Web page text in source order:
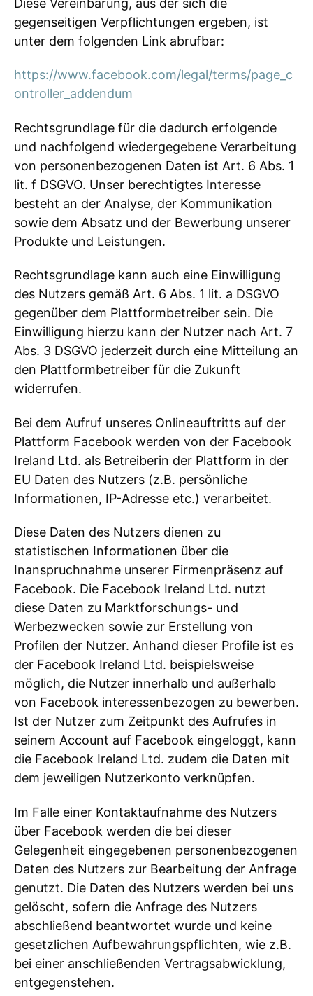
gegenseitigen Verpflichtungen ergeben, ist
unter dem folgenden Link abrufbar:
https://www.facebook.com/legal/terms/page_c
ontroller_addendum
Rechtsgrundlage für die dadurch erfolgende
und nachfolgend wiedergegebene Verarbeitung
von personenbezogenen Daten ist Art. 6 Abs. 1
lit. f DSGVO. Unser berechtigtes Interesse
besteht an der Analyse, der Kommunikation
sowie dem Absatz und der Bewerbung unserer
Produkte und Leistungen.
Rechtsgrundlage kann auch eine Einwilligung
des Nutzers gemäß Art. 6 Abs. 1 lit. a DSGVO
gegenüber dem Plattformbetreiber sein. Die
Einwilligung hierzu kann der Nutzer nach Art. 7
Abs. 3 DSGVO jederzeit durch eine Mitteilung an
den Plattformbetreiber für die Zukunft
widerrufen.
Bei dem Aufruf unseres Onlineauftritts auf der
Plattform Facebook werden von der Facebook
Ireland Ltd. als Betreiberin der Plattform in der
EU Daten des Nutzers (z.B. persönliche
Informationen, IP-Adresse etc.) verarbeitet.
Diese Daten des Nutzers dienen zu
statistischen Informationen über die
Inanspruchnahme unserer Firmenpräsenz auf
Facebook. Die Facebook Ireland Ltd. nutzt
diese Daten zu Marktforschungs- und
Werbezwecken sowie zur Erstellung von
Profilen der Nutzer. Anhand dieser Profile ist es
der Facebook Ireland Ltd. beispielsweise
möglich, die Nutzer innerhalb und außerhalb
von Facebook interessenbezogen zu bewerben.
Ist der Nutzer zum Zeitpunkt des Aufrufes in
seinem Account auf Facebook eingeloggt, kann
die Facebook Ireland Ltd. zudem die Daten mit
dem jeweiligen Nutzerkonto verknüpfen.
Im Falle einer Kontaktaufnahme des Nutzers
über Facebook werden die bei dieser
Gelegenheit eingegebenen personenbezogenen
Daten des Nutzers zur Bearbeitung der Anfrage
genutzt. Die Daten des Nutzers werden bei uns
gelöscht, sofern die Anfrage des Nutzers
abschließend beantwortet wurde und keine
gesetzlichen Aufbewahrungspflichten, wie z.B.
bei einer anschließenden Vertragsabwicklung,
entgegenstehen.